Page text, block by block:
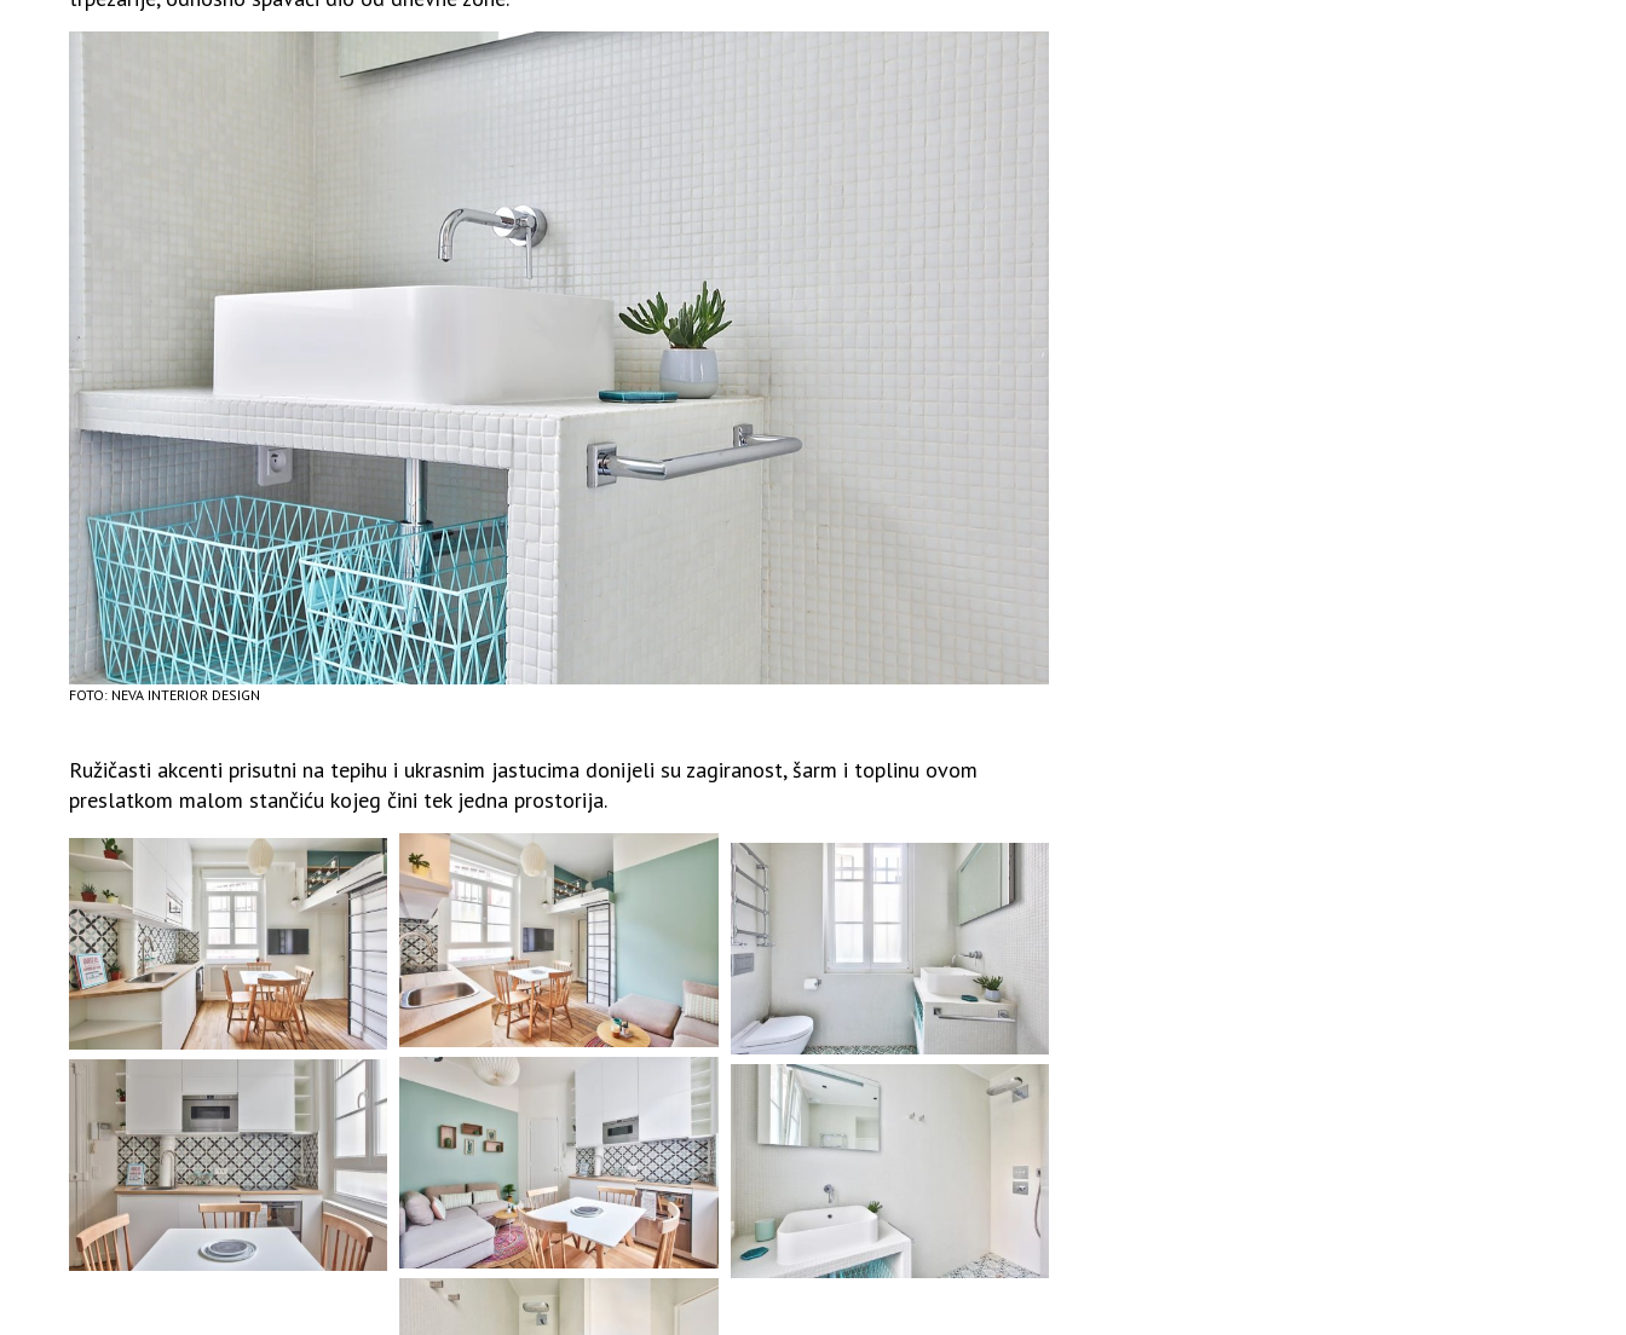
FOTO: NEVA INTERIOR DESIGN
Ružičasti akcenti prisutni na tepihu i ukrasnim jastucima donijeli su zagiranost, šarm i toplinu ovom
preslatkom malom stančiću kojeg čini tek jedna prostorija.